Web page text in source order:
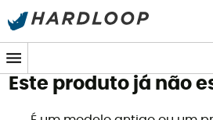
Promoções de verão 🔥 -5%
Este produto já não